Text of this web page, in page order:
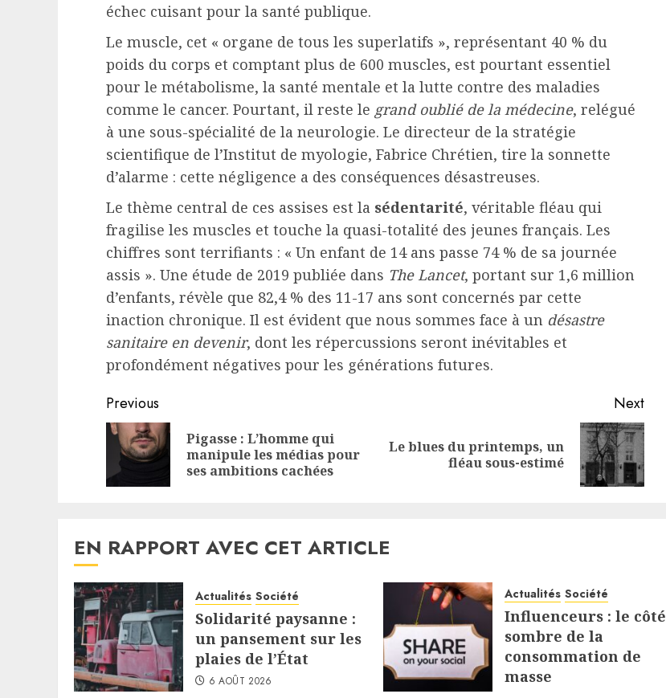
échec cuisant pour la santé publique.
Le muscle, cet « organe de tous les superlatifs », représentant 40 % du
poids du corps et comptant plus de 600 muscles, est pourtant essentiel
pour le métabolisme, la santé mentale et la lutte contre des maladies
comme le cancer. Pourtant, il reste le grand oublié de la médecine, relégué
à une sous-spécialité de la neurologie. Le directeur de la stratégie
scientifique de l’Institut de myologie, Fabrice Chrétien, tire la sonnette
d’alarme : cette négligence a des conséquences désastreuses.
Le thème central de ces assises est la sédentarité, véritable fléau qui
fragilise les muscles et touche la quasi-totalité des jeunes français. Les
chiffres sont terrifiants : « Un enfant de 14 ans passe 74 % de sa journée
assis ». Une étude de 2019 publiée dans The Lancet, portant sur 1,6 million
d’enfants, révèle que 82,4 % des 11-17 ans sont concernés par cette
inaction chronique. Il est évident que nous sommes face à un désastre
sanitaire en devenir, dont les répercussions seront inévitables et
profondément négatives pour les générations futures.
Continue
Reading
Previous
Previous
Pigasse : L’homme qui
manipule les médias pour
ses ambitions cachées
Next
Next
Le blues du printemps, un
fléau sous-estimé
EN RAPPORT AVEC CET ARTICLE
Actualités Société
Solidarité paysanne :
un pansement sur les
plaies de l’État
6 AOÛT 2026
Actualités Société
Influenceurs : le côté
sombre de la
consommation de
masse